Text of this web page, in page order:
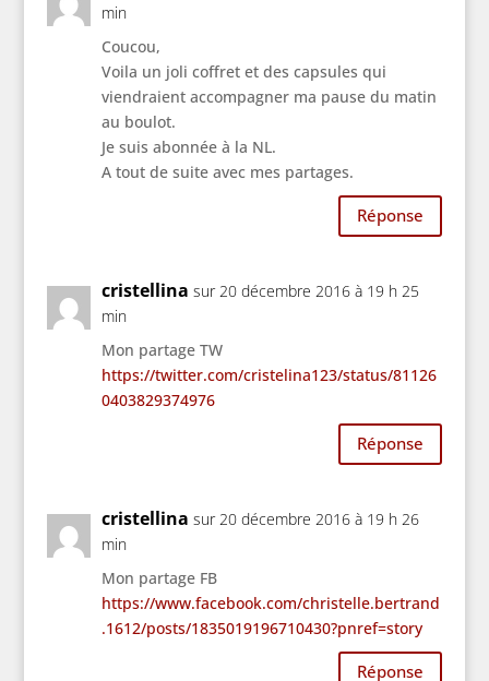
min
Coucou,
Voila un joli coffret et des capsules qui
viendraient accompagner ma pause du matin
au boulot.
Je suis abonnée à la NL.
A tout de suite avec mes partages.
Réponse
cristellina sur 20 décembre 2016 à 19 h 25
min
Mon partage TW
https://twitter.com/cristelina123/status/81126
0403829374976
Réponse
cristellina sur 20 décembre 2016 à 19 h 26
min
Mon partage FB
https://www.facebook.com/christelle.bertrand
.1612/posts/1835019196710430?pnref=story
Réponse